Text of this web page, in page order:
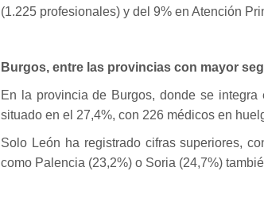
(1.225 profesionales) y del 9% en Atención
Burgos, entre las provincias con mayor
En la provincia de Burgos, donde se
situado en el 27,4%, con 226 médicos en
Solo León ha registrado cifras superiores,
como Palencia (23,2%) o Soria (24,7%)